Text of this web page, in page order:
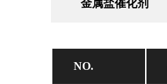
金属盐催化剂
NO.